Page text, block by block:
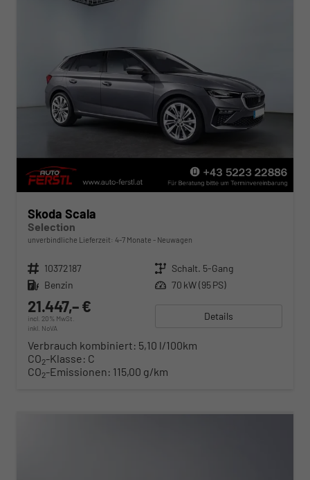
Skoda Scala
Selection
unverbindliche Lieferzeit: 4-7 Monate Neuwagen
Fahrzeugnr. 10372187 Getriebe Schalt. 5-Gang
Kraftstoff Benzin Leistung 70 kW (95 PS)
21.447,– €
incl. 20% MwSt.
inkl. NoVA
Details
Verbrauch kombiniert: 5,10 l/100km
CO2-Klasse: C
CO2-Emissionen: 115,00 g/km